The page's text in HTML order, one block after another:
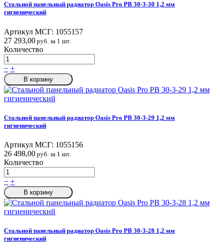
Стальной панельный радиатор Oasis Pro PB 30-3-30 1,2 мм
гигиенический
Артикул МСГ: 1055157
27 293,00 руб. за 1 шт.
Количество
− +
В корзину
Стальной панельный радиатор Oasis Pro PB 30-3-29 1,2 мм
гигиенический
Артикул МСГ: 1055156
26 498,00 руб. за 1 шт.
Количество
− +
В корзину
Стальной панельный радиатор Oasis Pro PB 30-3-28 1,2 мм
гигиенический